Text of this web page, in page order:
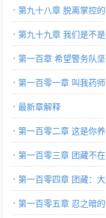
第九十八章 脱离掌控
第九十九章 我们是不
兼】加更！）
第一百章 希望警务队
第一百零一章 叫我药
票！！）
最新章解释
第一百零二章 这是你
第一百零三章 团藏不
第一百零四章 团藏：
第一百零五章 忍之暗